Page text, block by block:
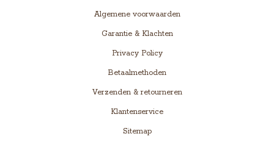
Algemene voorwaarden
Garantie & Klachten
Privacy Policy
Betaalmethoden
Verzenden & retourneren
Klantenservice
Sitemap